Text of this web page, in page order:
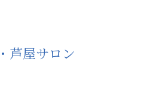
芦屋サロン